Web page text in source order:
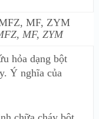
MF, ZYM
hỏa dạng bột
Ý nghĩa của